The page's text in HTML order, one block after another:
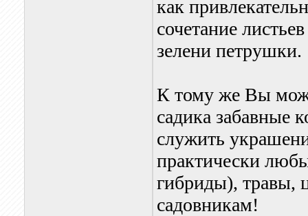
как
сочетание
зелени петрушки.
К тому же Вы
садика забавные
служить
практически
гибриды), травы,
садовникам!